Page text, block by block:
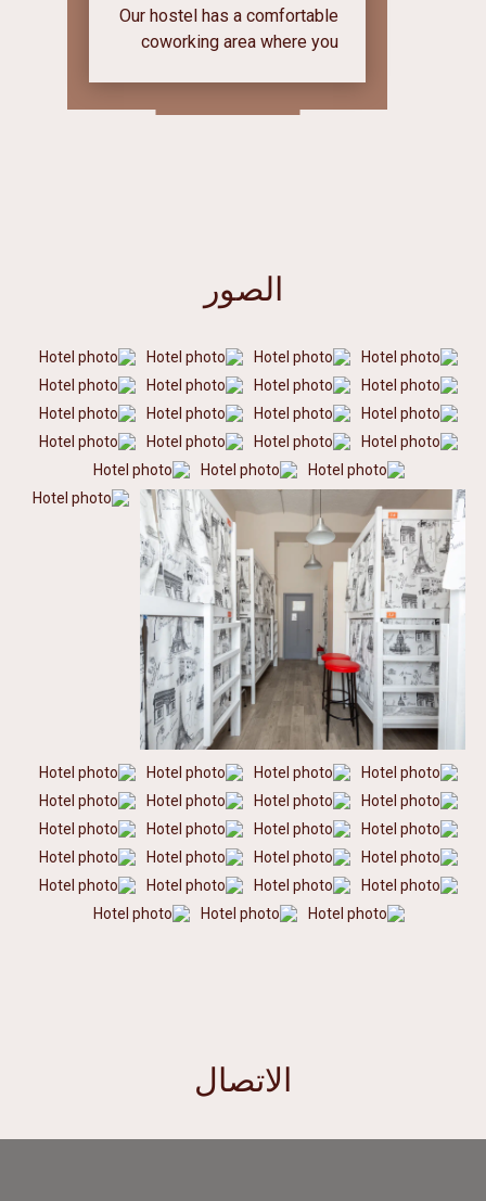
Our hostel has a comfortable
coworking area where you
atmosphere.
الصور
الاتصال